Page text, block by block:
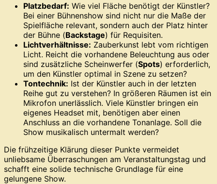
Platzbedarf: Wie viel Fläche benötigt der Künstler?
Bei einer Bühnenshow sind nicht nur die Maße der
Spielfläche relevant, sondern auch der Platz hinter
der Bühne (Backstage) für Requisiten.
Lichtverhältnisse: Zauberkunst lebt vom richtigen
Licht. Reicht die vorhandene Beleuchtung aus oder
sind zusätzliche Scheinwerfer (Spots) erforderlich,
um den Künstler optimal in Szene zu setzen?
Tontechnik: Ist der Künstler auch in der letzten
Reihe gut zu verstehen? In größeren Räumen ist ein
Mikrofon unerlässlich. Viele Künstler bringen ein
eigenes Headset mit, benötigen aber einen
Anschluss an die vorhandene Tonanlage. Soll die
Show musikalisch untermalt werden?
Die frühzeitige Klärung dieser Punkte vermeidet
unliebsame Überraschungen am Veranstaltungstag und
schafft eine solide technische Grundlage für eine
gelungene Show.